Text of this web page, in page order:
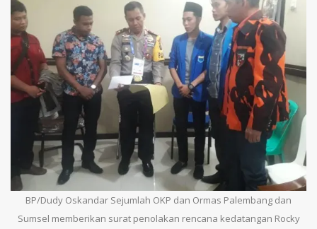
BP/Dudy Oskandar Sejumlah OKP dan Ormas Palembang dan
Sumsel memberikan surat penolakan rencana kedatangan Rocky